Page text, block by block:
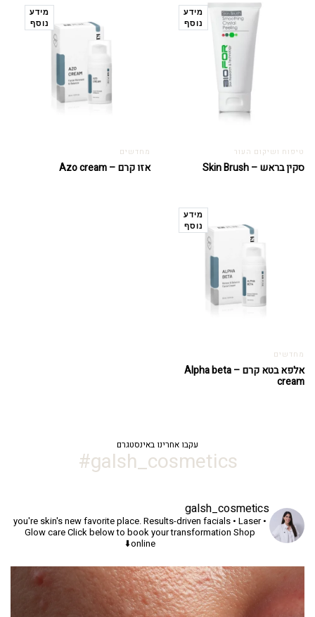
מידע
נוסף
טיפוח ושיקום העור
סקין בראש – Skin Brush
מידע
נוסף
מחדשים
אזו קרם – Azo cream
מידע
נוסף
מחדשים
אלפא בטא קרם – Alpha beta
cream
עקבו אחרינו באינסטגרם
galsh_cosmetics#
galsh_cosmetics
you're skin's new favorite place.Results-driven facials • Laser •
Glow careClick below to book your transformation Shop
online⬇️